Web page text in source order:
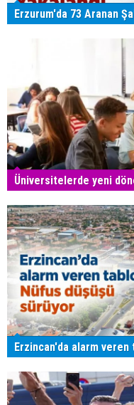
Erzurum'da 73 Aranan
Üniversitelerde yeni
Erzincan'da alarm